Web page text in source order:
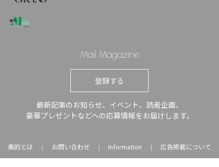
Mail Magazine
登録する
最新記事のお知らせ、イベント、読者企画、
豪華プレゼントなどへの応募情報をお届けします。
美的とは ｜ お問い合わせ ｜ Information ｜ 広告掲載について